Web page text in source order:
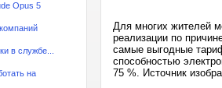
Opus 5
в службе...
на
Для многих жителей
реализации по
самые выгодные
способностью
75 %. Источник